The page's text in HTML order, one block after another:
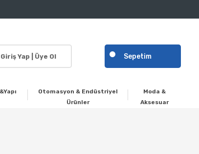
Giriş Yap | Üye Ol Sepetim
Otomasyon & Endüstriyel
Ürünler
Moda &
Aksesuar